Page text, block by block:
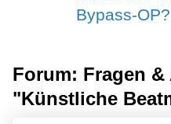
Bypass-OP?
Forum: Fragen
"Künstliche